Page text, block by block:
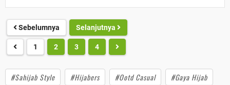
Sebelumnya Selanjutnya
1 2 3 4
#Sahijab Style #Hijabers #Ootd Casual
#Gaya Hijab